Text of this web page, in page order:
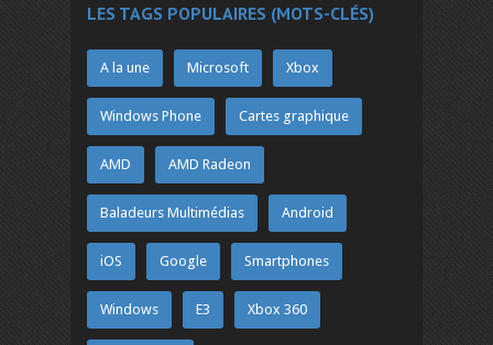
LES TAGS POPULAIRES (MOTS-CLÉS)
A la une Microsoft Xbox
Windows Phone Cartes graphique
AMD AMD Radeon
Baladeurs Multimédias Android
iOS Google Smartphones
Windows E3 Xbox 360